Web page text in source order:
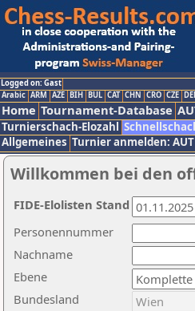
Logged on: Gast
Arabic ARM AZE BIH BUL CAT CHN CRO CZE
Home Tournament-Database
Turnierschach-Elozahl
Allgemeines Turnier anmelden: AUT
Willkommen bei den
Nachname
Ebene
Personennummer
Bundesland
FIDE-Elolisten Stand